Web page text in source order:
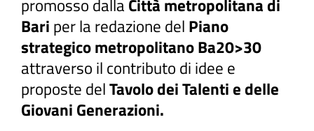
promosso dalla Città metropolitana di
Bari per la redazione del Piano
strategico metropolitano Ba20>30
attraverso il contributo di idee e
proposte delTavolo dei Talenti e delle
Giovani Generazioni.